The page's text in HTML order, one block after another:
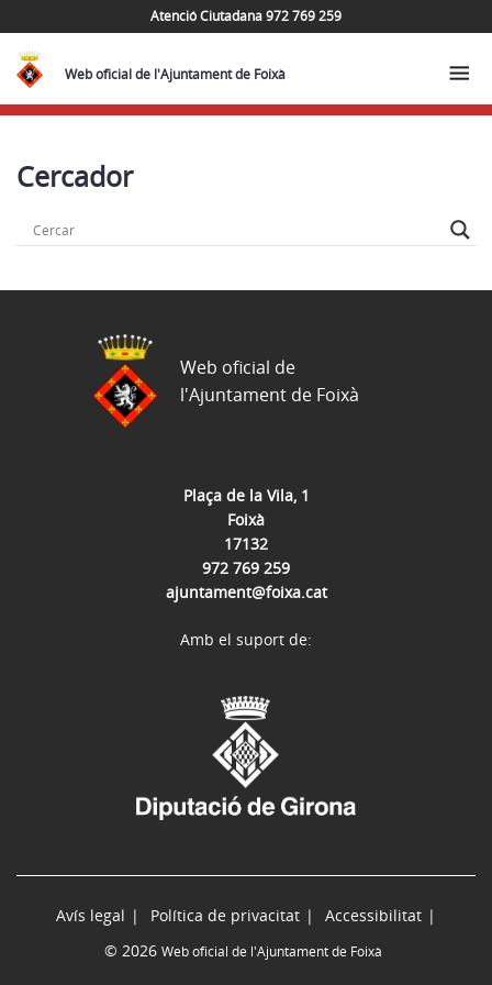
Atenció Ciutadana 972 769 259
Web oficial de l'Ajuntament de Foixà
Cercador
Plaça de la Vila, 1
Foixà
17132
972 769 259
ajuntament@foixa.cat
Web oficial de
l'Ajuntament de Foixà
Avís legal Política de privacitat
Accessibilitat
© 2026 Web oficial de l'Ajuntament de Foixà
Amb el suport de: